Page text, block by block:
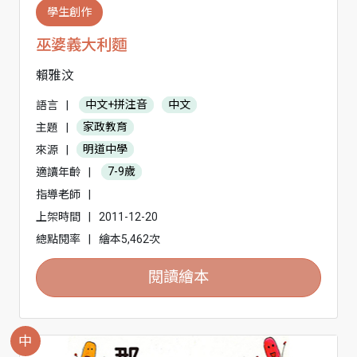
學生創作
巫婆義大利麵
賴雅汶
語言 中文+拼注音
中文
主題
家政教育
來源
明道中學
適讀年齡
7-9歲
指導老師
上架時間
2011-12-20
總點閱率
繪本5,462次
閱讀繪本
中